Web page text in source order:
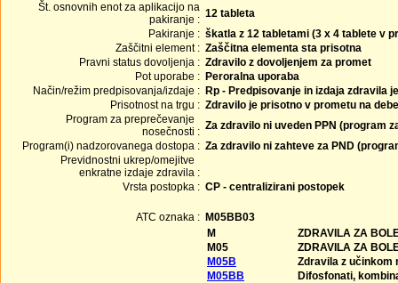
Št. osnovnih enot za aplikacijo na
pakiranje : 12 tableta
Pakiranje : škatla z 12 tabletami (3 x 4 tablete v
Zaščitni element : Zaščitna elementa sta prisotna
Pravni status dovoljenja : Zdravilo z dovoljenjem za promet
Pot uporabe : Peroralna uporaba
Način/režim predpisovanja/izdaje : Rp - Predpisovanje in izdaja zdravila
Prisotnost na trgu : Zdravilo je prisotno v prometu na
Program za preprečevanje
nosečnosti : Za zdravilo ni uveden PPN (program
Program(i) nadzorovanega dostopa : Za zdravilo ni zahteve za PND
Previdnostni ukrep/omejitve
enkratne izdaje zdravila :
Vrsta postopka : CP - centralizirani postopek
ATC oznaka : M05BB03
M
ZDRAVILA ZA
M05
ZDRAVILA ZA
M05B
Zdravila z učinkom
M05BB
Difosfonati,